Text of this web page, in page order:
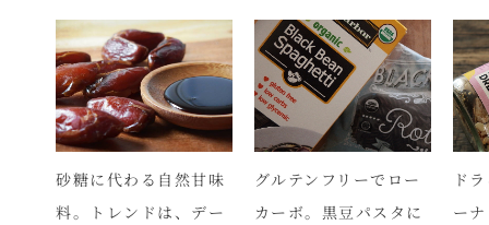
砂糖に代わる自然甘味
料。トレンドは、デー
グルテンフリーでロー
カーボ。黒豆パスタに
ド
ー